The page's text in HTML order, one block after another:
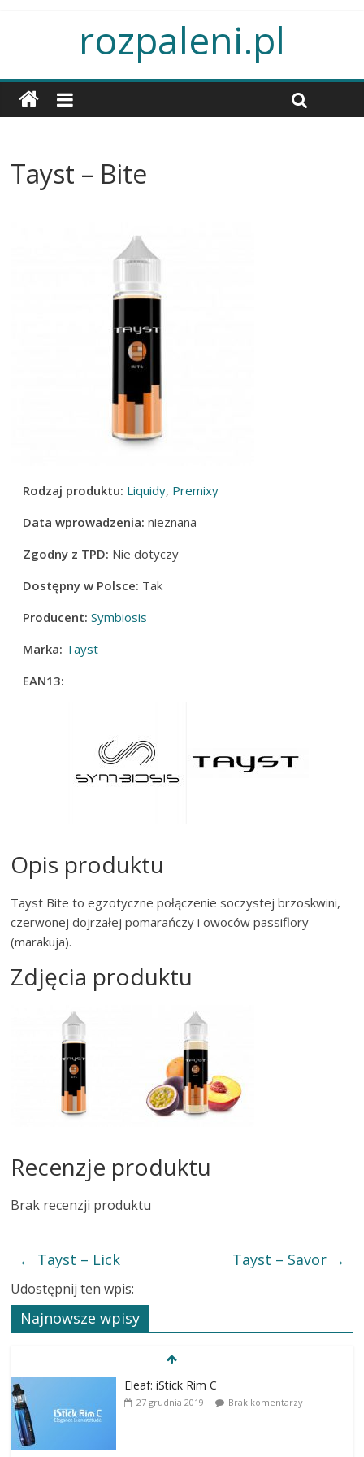
rozpaleni.pl
Tayst – Bite
Rodzaj produktu: Liquidy, Premixy
Data wprowadzenia:nieznana
Zgodny z TPD: Nie dotyczy
Dostępny w Polsce: Tak
Producent: Symbiosis
Marka: Tayst
EAN13:
Opis produktu
Tayst Bite to egzotyczne połączenie soczystej brzoskwini,
czerwonej dojrzałej pomarańczy i owoców passiflory
(marakuja).
Zdjęcia produktu
Recenzje produktu
Brak recenzji produktu
← Tayst – Lick Tayst – Savor →
Udostępnij ten wpis:
Najnowsze wpisy
Eleaf: iStick Rim C
27 grudnia 2019 Brak komentarzy